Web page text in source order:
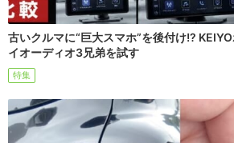
古いクルマに“巨大スマホ”を後付け!?
イオーディオ3兄弟を試す
特集